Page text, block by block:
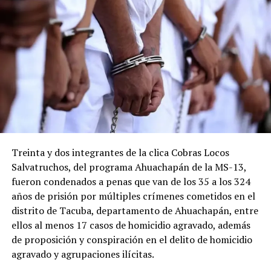
En «Judicial»
Capturan a 21 sujeto
miembros de una red sexual
de niños durante la
pandemia por COVID-19 en
28 agosto, 2020
En «Internacionales»
RELATED TOPICS: ABUSO SEXUAL INFANTIL
FGR
OPERATIVO PNC TICS UAEMNA
UP NEXT
Sujeto recibe 12 años de prisión por despojar de sus
pertenencias a una víctima
Treinta y dos integrantes de la clica Cobras Locos
Salvatruchos, del programa Ahuachapán de la MS-13,
fueron condenados a penas que van de los 35 a los 324
años de prisión por múltiples crímenes cometidos en el
distrito de Tacuba, departamento de Ahuachapán, entre
ellos al menos 17 casos de homicidio agravado, además
de proposición y conspiración en el delito de homicidio
agravado y agrupaciones ilícitas.